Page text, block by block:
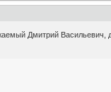
Дмитрий